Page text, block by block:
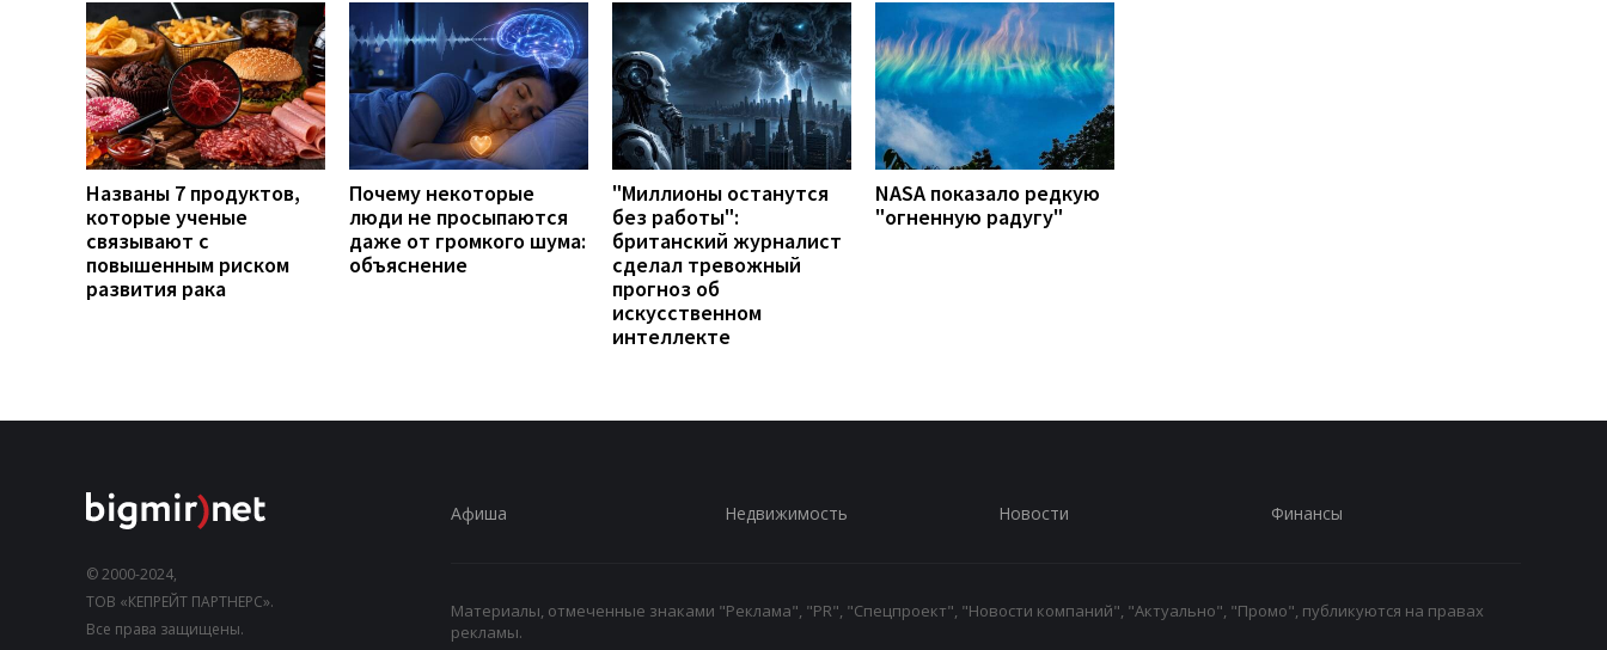
Названы 7 продуктов,
которые ученые
связывают с
повышенным риском
развития рака
Почему некоторые
люди не просыпаются
даже от громкого шума:
объяснение
"Миллионы останутся
без работы":
британский журналист
сделал тревожный
прогноз об
искусственном
интеллекте
NASA показало редкую
"огненную радугу"
© 2000-2024,
ТОВ «КЕПРЕЙТ ПАРТНЕРС».
Все права защищены.
Афиша Недвижимость Новости Финансы
Материалы, отмеченные знаками "Реклама", "PR", "Спецпроект", "Новости компаний", "Актуально", "Промо", публикуются на правах
рекламы.